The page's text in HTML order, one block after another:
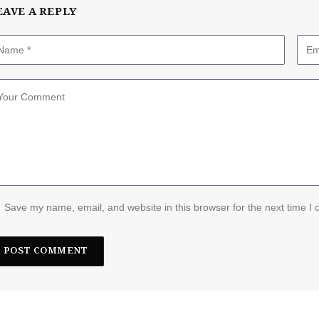
A REPLY
Save my name, email, and website in this browser for the next time I